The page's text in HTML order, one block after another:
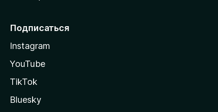
Подписаться
Instagram
YouTube
TikTok
Bluesky